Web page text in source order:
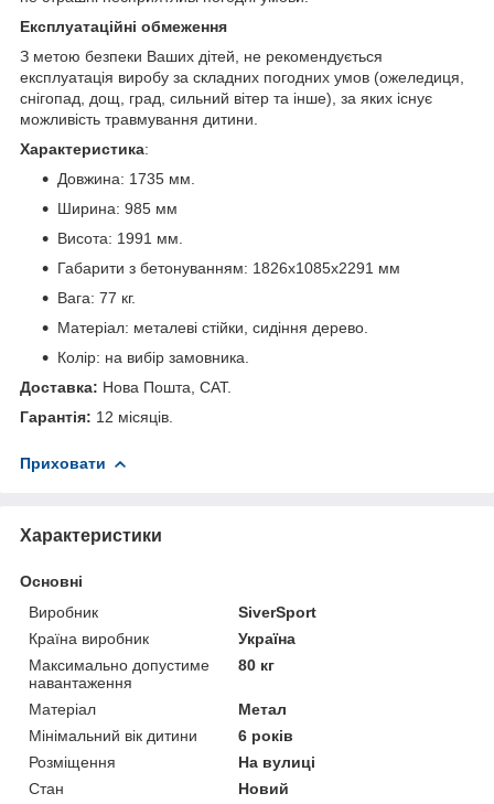
Експлуатаційні обмеження
З метою безпеки Ваших дітей, не рекомендується
експлуатація виробу за складних погодних умов (ожеледиця,
снігопад, дощ, град, сильний вітер та інше), за яких існує
можливість травмування дитини.
Характеристика:
Довжина: 1735 мм.
Ширина: 985 мм
Висота: 1991 мм.
Габарити з бетонуванням: 1826х1085х2291 мм
Вага: 77 кг.
Матеріал: металеві стійки, сидіння дерево.
Колір: на вибір замовника.
Доставка: Нова Пошта, САТ.
Гарантія: 12 місяців.
Приховати
Характеристики
Основні
Виробник
SiverSport
Країна виробник
Україна
Максимально допустиме
навантаження
80 кг
Матеріал
Метал
Мінімальний вік дитини
6 років
Розміщення
На вулиці
Стан
Новий